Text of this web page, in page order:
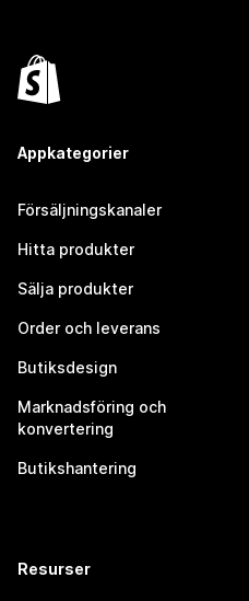
Appkategorier
Försäljningskanaler
Hitta produkter
Sälja produkter
Order och leverans
Butiksdesign
Marknadsföring och
konvertering
Butikshantering
Resurser